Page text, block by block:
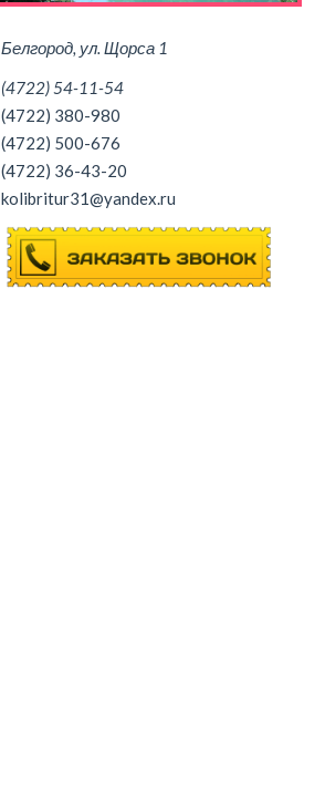
Белгород, ул. Щорса 1
(4722) 54-11-54
(4722) 380-980
(4722) 500-676
(4722) 36-43-20
kolibritur31@yandex.ru